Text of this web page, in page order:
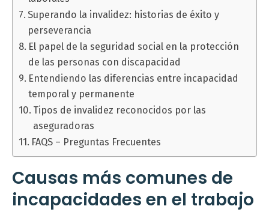
Superando la invalidez: historias de éxito y
perseverancia
El papel de la seguridad social en la protección
de las personas con discapacidad
Entendiendo las diferencias entre incapacidad
temporal y permanente
Tipos de invalidez reconocidos por las
aseguradoras
FAQS – Preguntas Frecuentes
Causas más comunes de
incapacidades en el trabajo